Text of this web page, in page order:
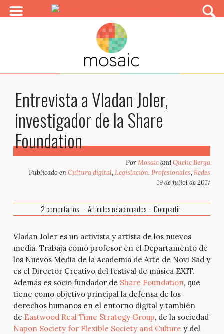
Entrevista a Vladan Joler,
investigador de la Share
Foundation
PorMosaicandQuelic Berga
Publicado enCultura digital,Legislación,Profesionales,Redes
19 de juliol de 2017
2comentarios Artículos relacionados Compartir
Vladan Joler es un activista y artista de los nuevos
media. Trabaja como profesor en el Departamento de
los Nuevos Media de la Academia de Arte de Novi Sad y
es el Director Creativo del festival de música EXIT.
Además es socio fundador de Share Foundation, que
tiene como objetivo principal la defensa de los
derechos humanos en el entorno digital y también
de Eastwood Real Time Strategy Group, de la sociedad
Napon Society for Flexible Society and Culture y del